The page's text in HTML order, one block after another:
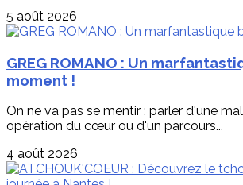
5 août 2026
GREG ROMANO : Un
moment !
On ne va pas se mentir : parler d'une
opération du cœur ou d'un parcours...
4 août 2026